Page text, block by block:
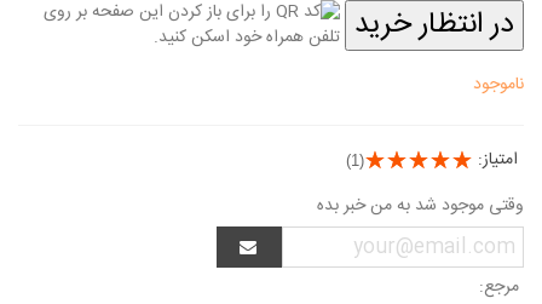
در انتظار خرید
ناموجود
امتیاز: (1)
وقتی موجود شد به من خبر بده
مرجع: